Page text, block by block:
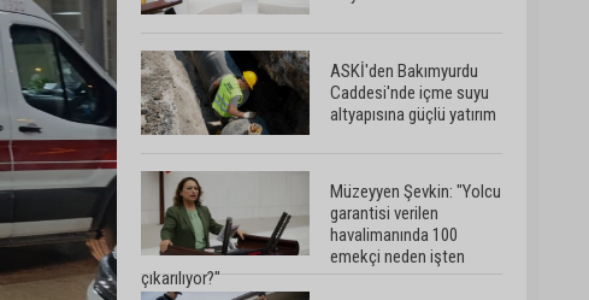
ASKİ'den Bakımyurdu
Caddesi'nde içme suyu
altyapısına güçlü yatırım
Müzeyyen Şevkin: "Yolcu
garantisi verilen
havalimanında 100
emekçi neden işten
çıkarılıyor?"